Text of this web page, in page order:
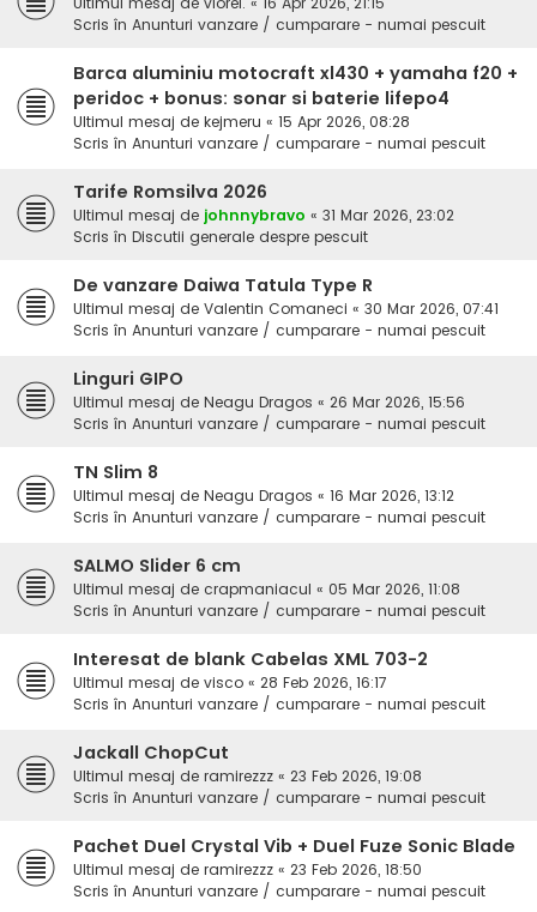
Scris în Anunturi vanzare / cumparare - numai pescuit
Barca aluminiu motocraft xl430 + yamaha f20 +
peridoc + bonus: sonar si baterie lifepo4
Ultimul mesaj de kejmeru « 15 Apr 2026, 08:28
Scris în Anunturi vanzare / cumparare - numai pescuit
Tarife Romsilva 2026
Ultimul mesaj de johnnybravo « 31 Mar 2026, 23:02
Scris în Discutii generale despre pescuit
De vanzare Daiwa Tatula Type R
Ultimul mesaj de Valentin Comaneci « 30 Mar 2026, 07:41
Scris în Anunturi vanzare / cumparare - numai pescuit
Linguri GIPO
Ultimul mesaj de Neagu Dragos « 26 Mar 2026, 15:56
Scris în Anunturi vanzare / cumparare - numai pescuit
TN Slim 8
Ultimul mesaj de Neagu Dragos « 16 Mar 2026, 13:12
Scris în Anunturi vanzare / cumparare - numai pescuit
SALMO Slider 6 cm
Ultimul mesaj de crapmaniacul « 05 Mar 2026, 11:08
Scris în Anunturi vanzare / cumparare - numai pescuit
Interesat de blank Cabelas XML 703-2
Ultimul mesaj de visco « 28 Feb 2026, 16:17
Scris în Anunturi vanzare / cumparare - numai pescuit
Jackall ChopCut
Ultimul mesaj de ramirezzz « 23 Feb 2026, 19:08
Scris în Anunturi vanzare / cumparare - numai pescuit
Pachet Duel Crystal Vib + Duel Fuze Sonic Blade
Ultimul mesaj de ramirezzz « 23 Feb 2026, 18:50
Scris în Anunturi vanzare / cumparare - numai pescuit